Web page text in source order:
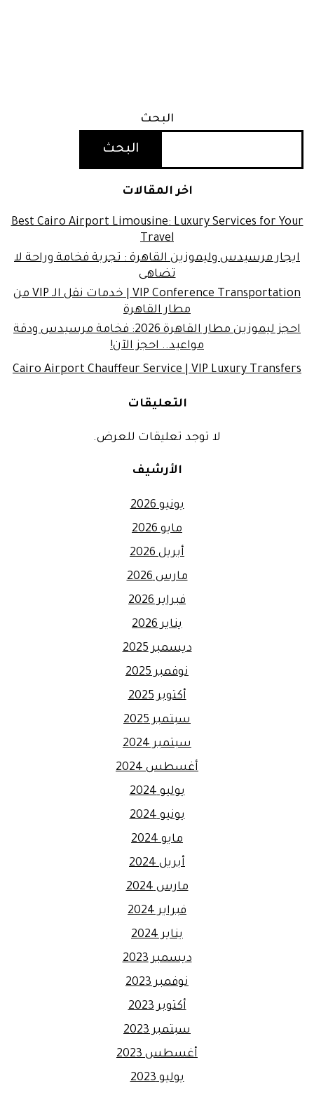
البحث
البحث
اخر المقالات
Best Cairo Airport Limousine: Luxury Services for Your
Travel
ايجار مرسيدس وليموزين القاهرة : تجربة فخامة وراحة لا
تضاهى
VIP Conference Transportation | خدمات نقل الـ VIP من
مطار القاهرة
احجز ليموزين مطار القاهرة 2026: فخامة مرسيدس ودقة
مواعيد.. احجز الآن!
Cairo Airport Chauffeur Service | VIP Luxury Transfers
التعليقات
لا توجد تعليقات للعرض.
الأرشيف
يونيو 2026
مايو 2026
أبريل 2026
مارس 2026
فبراير 2026
يناير 2026
ديسمبر 2025
نوفمبر 2025
أكتوبر 2025
سبتمبر 2025
سبتمبر 2024
أغسطس 2024
يوليو 2024
يونيو 2024
مايو 2024
أبريل 2024
مارس 2024
فبراير 2024
يناير 2024
ديسمبر 2023
نوفمبر 2023
أكتوبر 2023
سبتمبر 2023
أغسطس 2023
يوليو 2023